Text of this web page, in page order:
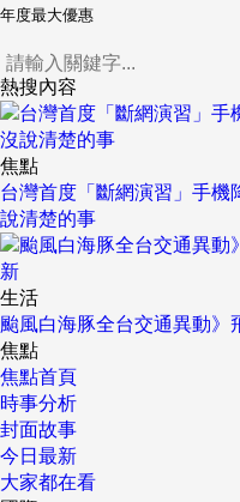
年度最大優惠
熱搜內容
焦點
台灣首度「斷網演習」手
說清楚的事
生活
颱風白海豚全台交通異動》
焦點
焦點首頁
時事分析
封面故事
今日最新
大家都在看